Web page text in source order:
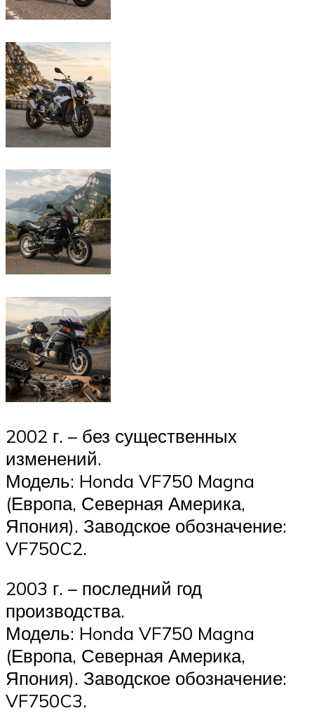
2002 г. – без существенных
изменений.
Модель: Honda VF750 Magna
(Европа, Северная Америка,
Япония). Заводское обозначение:
VF750C2.
2003 г. – последний год
производства.
Модель: Honda VF750 Magna
(Европа, Северная Америка,
Япония). Заводское обозначение:
VF750C3.